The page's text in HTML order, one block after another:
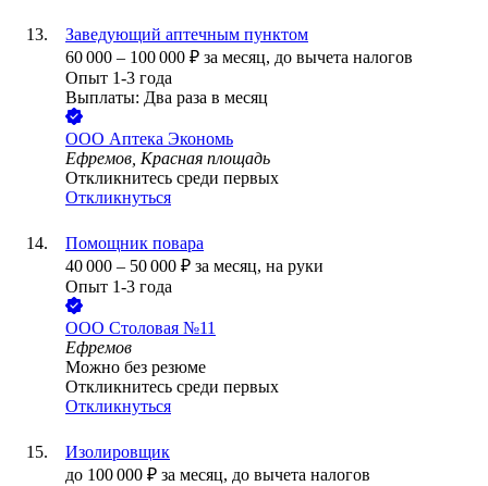
Заведующий аптечным пунктом
60 000 – 100 000 ₽ за месяц, до вычета налогов
Опыт 1-3 года
Выплаты: Два раза в месяц
ООО Аптека Экономь
Ефремов, Красная площадь
Откликнитесь среди первых
Откликнуться
Помощник повара
40 000 – 50 000 ₽ за месяц, на руки
Опыт 1-3 года
ООО Столовая №11
Ефремов
Можно без резюме
Откликнитесь среди первых
Откликнуться
Изолировщик
до 100 000 ₽ за месяц, до вычета налогов